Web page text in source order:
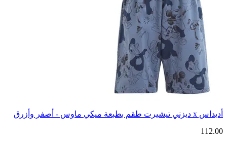
أديداس x ديزني تيشيرت طقم بطبعة ميكي ماوس - أصفر وأزرق
112.00